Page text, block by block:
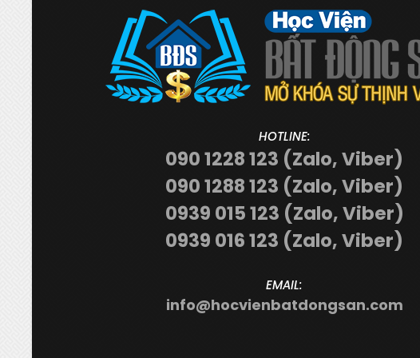
HOTLINE:
090 1228 123 (Zalo, Viber)
090 1288 123 (Zalo, Viber)
0939 015 123 (Zalo, Viber)
0939 016 123 (Zalo, Viber)
EMAIL:
info@hocvienbatdongsan.com